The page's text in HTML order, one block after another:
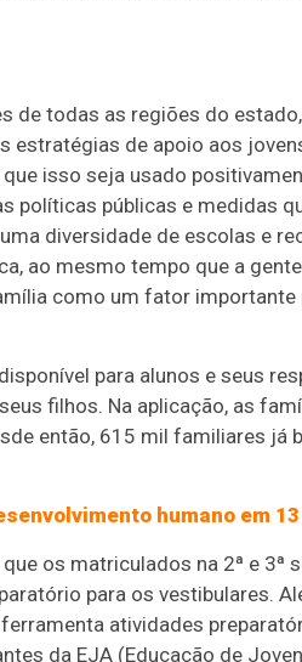
de todas as regiões do
estratégias de apoio aos
isso seja usado
políticas públicas e medidas
diversidade de escolas e
ao mesmo tempo que a
como um fator importante
para alunos e seus
filhos. Na aplicação, as
então, 615 mil familiares já
humano em
os matriculados na 2ª e 3ª
para os vestibulares.
atividades
da EJA (Educação de